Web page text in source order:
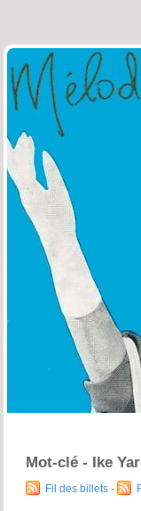
Mot-clé - Ike
Fil des billets -